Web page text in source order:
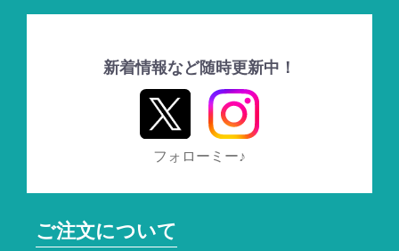
新着情報など随時更新中！
フォローミー♪
ご注文について